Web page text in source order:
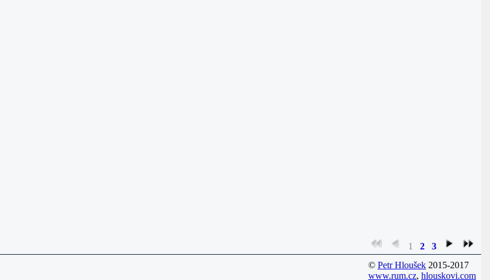
1 2
3
© Petr Hloušek 2015-2017
www.rum.cz, hlouskovi.com